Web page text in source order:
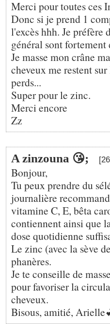
Merci pour toutes ces
Donc si je prend 1
l'excès hhh. Je
général sont fortement
Je masse mon crâne
cheveux me restent
perds...
Super pour le zinc.
Merci encore
Zz
A zinzouna 😘;
Bonjour,
Tu peux prendre du
journalière
vitamine C, E, bêta
contiennent ainsi que
dose quotidienne
Le zinc (avec la sève
phanères.
Je te conseille de
pour favoriser la
cheveux.
Bisous, amitié,